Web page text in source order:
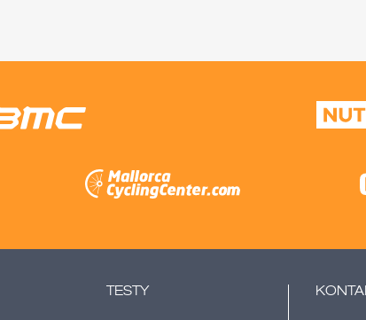
TESTY